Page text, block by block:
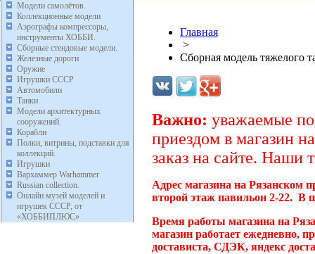
Модели самолётов.
Коллекционные модели
Аэрографы компрессоры,
инструменты ХОББИ.
Сборные стендовые модели.
Железные дороги
Оружие
Игрушки СССР
Автомобили
Танки
Модели архитектурных
сооружений.
Корабли
Полки, витрины, подставки для
коллекций.
Игрушки
Вархаммер Warhammer
Russian collection.
Онлайн музей моделей и
игрушек СССР, от
«ХОББИПЛЮС»
Главная
>
Сборная модель
Важно: уважаемые
приездом в магазин
заказ на сайте. Наши
Адрес магазина на Рязанском
второй этаж павильон 2-22. В
Время работы магазина на
магазин работает ежедневно,
достависта, СДЭК, яндекс